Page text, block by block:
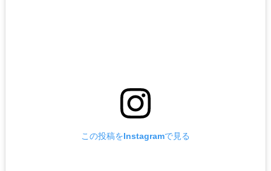
この投稿をInstagramで見る